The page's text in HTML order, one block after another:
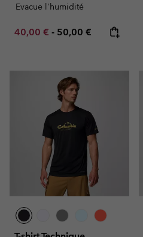
Evacue l'humidité
Minimum sale price:
40,00 € - Maximum price:
50,00 €